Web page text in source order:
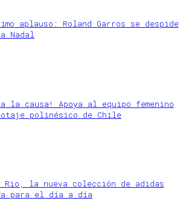
aplauso: Roland Garros se despide
Nadal
a la causa! Apoya al equipo femenino
polinésico de Chile
Rio, la nueva colección de adidas
para el día a día